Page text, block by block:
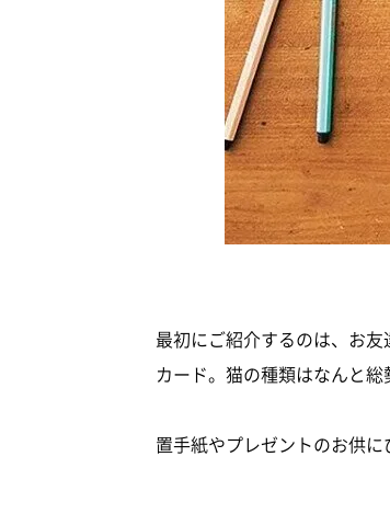
最初にご紹介するのは、お
カード。猫の種類はなんと
置手紙やプレゼントのお供